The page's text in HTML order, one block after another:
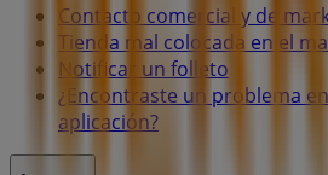
Contacto comercial y de
Tienda mal colocada en el
Notificar un folleto
¿Encontraste un problema
aplicación?